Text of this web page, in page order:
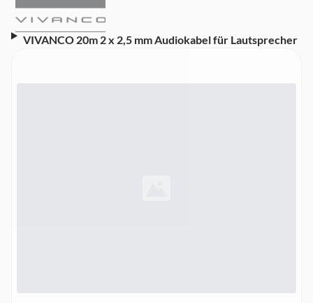
VIVANCO 20m 2 x 2,5 mm Audiokabel für Lautsprecher